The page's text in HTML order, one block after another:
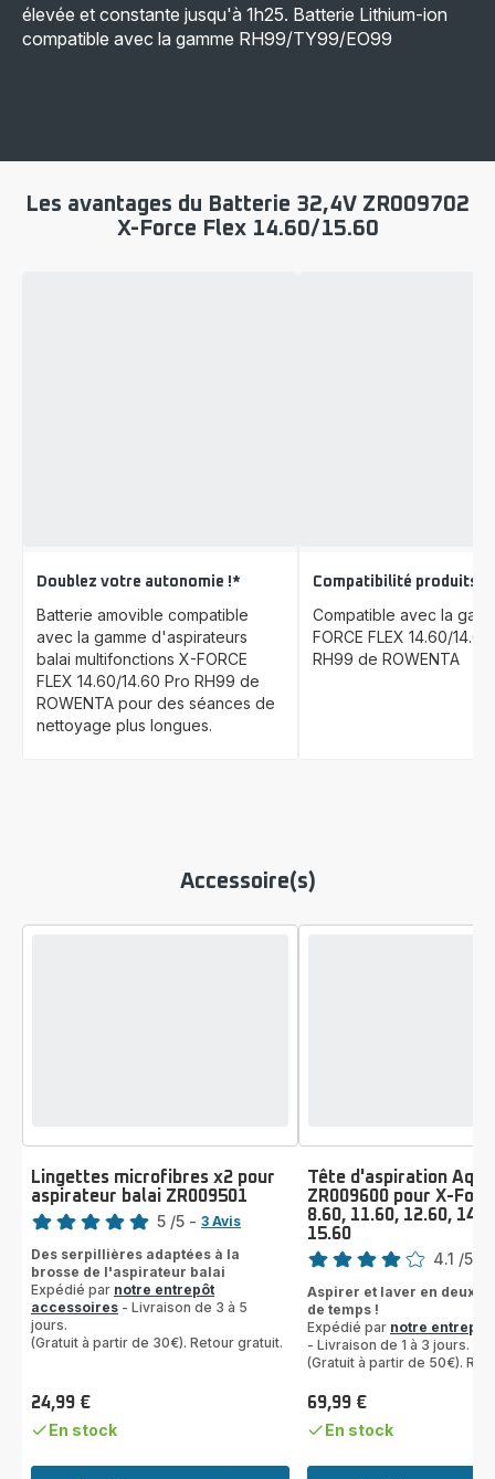
élevée et constante jusqu'à 1h25. Batterie Lithium-ion
compatible avec la gamme RH99/TY99/EO99
Les avantages du Batterie 32,4V ZR009702
X-Force Flex 14.60/15.60
Doublez votre autonomie !*
Batterie amovible compatible
avec la gamme d'aspirateurs
balai multifonctions X-FORCE
FLEX 14.60/14.60 Pro RH99 de
ROWENTA pour des séances de
nettoyage plus longues.
Compatibilité produits
Compatible avec la
FORCE FLEX 14.60/
RH99 de ROWENTA
Accessoire(s)
Lingettes microfibres x2 pour
aspirateur balai ZR009501
Note
5
étoiles
(moyenne)
5 /5 - 3 Avis
Des serpillières adaptées à la
brosse de l'aspirateur balai
Expédié par notre entrepôt
accessoires - Livraison de 3 à 5
jours.
(Gratuit à partir de 30€). Retour gratuit.
Prix
24,99 €
En stock
Tête d'aspiration Aqua
ZR009600 pour X-
8.60, 11.60, 12.60,
15.60
Note
4.1 /5
Aspirer et laver en deux
de temps !
Expédié par notre entrepôt
- Livraison de 1 à 3 jours.
(Gratuit à partir de 50€).
Prix
69,99 €
En stock